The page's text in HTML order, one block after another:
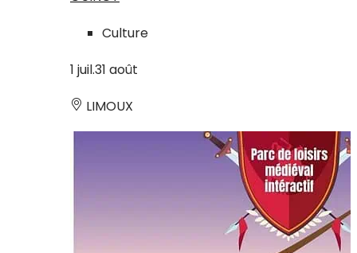
Culture
1 juil.31 août
LIMOUX